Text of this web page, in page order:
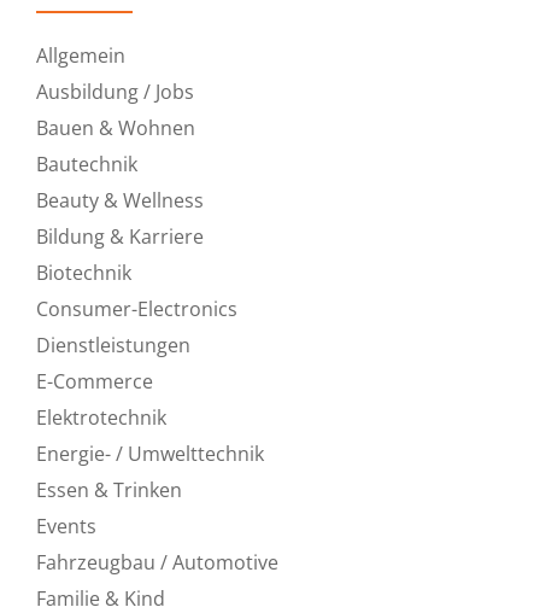
Allgemein
Ausbildung / Jobs
Bauen & Wohnen
Bautechnik
Beauty & Wellness
Bildung & Karriere
Biotechnik
Consumer-Electronics
Dienstleistungen
E-Commerce
Elektrotechnik
Energie- / Umwelttechnik
Essen & Trinken
Events
Fahrzeugbau / Automotive
Familie & Kind